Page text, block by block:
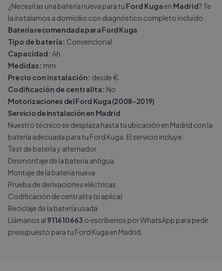
¿Necesitas una batería nueva para tu Ford Kugaen Madrid? Te
la instalamos a domicilio con diagnóstico completo incluido.
Batería recomendada para Ford Kuga
Tipo de batería: Convencional
Capacidad: Ah
Medidas: mm
Precio con instalación: desde €
Codificación de centralita: No
Motorizaciones del Ford Kuga (2008-2019)
Servicio de instalación en Madrid
Nuestro técnico se desplaza hasta tu ubicación en Madrid con la
batería adecuada para tu Ford Kuga. El servicio incluye:
Test de batería y alternador
Desmontaje de la batería antigua
Montaje de la batería nueva
Prueba de derivaciones eléctricas
Codificación de centralita (si aplica)
Reciclaje de la batería usada
Llámanos al 911610663 o escríbenos porWhatsApp para pedir
presupuesto para tu Ford Kuga en Madrid.